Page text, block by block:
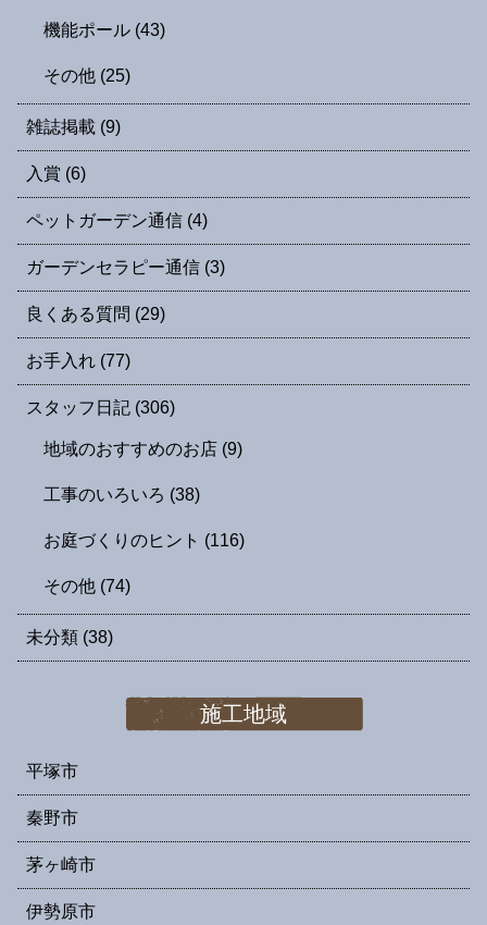
機能ポール (43)
その他 (25)
雑誌掲載 (9)
入賞 (6)
ペットガーデン通信 (4)
ガーデンセラピー通信 (3)
良くある質問 (29)
お手入れ (77)
スタッフ日記 (306)
地域のおすすめのお店 (9)
工事のいろいろ (38)
お庭づくりのヒント (116)
その他 (74)
未分類 (38)
施工地域
平塚市
秦野市
茅ヶ崎市
伊勢原市